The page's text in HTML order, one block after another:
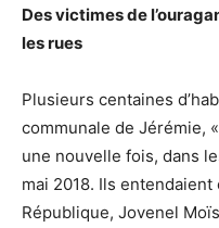
Des victimes de
les rues
Plusieurs centaines
communale de Jérémie,
une nouvelle fois, dans
mai 2018. Ils
République, Jovenel